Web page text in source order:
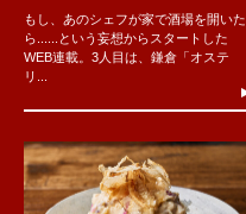
もし、あのシェフが家で酒場を開いた
ら......という妄想からスタートした
WEB連載。3人目は、鎌倉「オステ
リ...